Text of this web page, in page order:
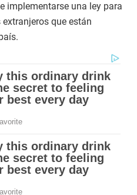
implementarse una ley para
que están